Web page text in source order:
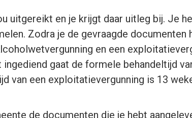
uitgereikt en je krijgt daar uitleg bij. Je
Zodra je de gevraagde documenten
en een
gaat de formele behandeltijd
van een exploitatievergunning is 13
de documenten die je hebt